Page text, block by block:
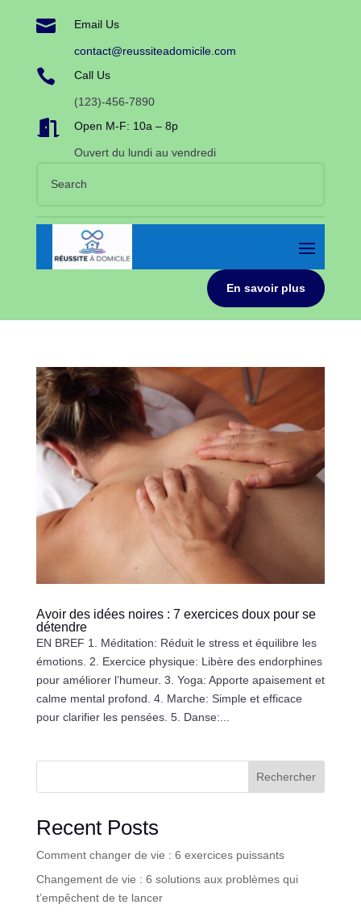
 Email Us
contact@reussiteadomicile.com
 Call Us
(123)-456-7890
 Open M-F: 10a – 8p
Ouvert du lundi au vendredi
En savoir plus
Avoir des idées noires : 7 exercices doux pour se
détendre
EN BREF 1. Méditation: Réduit le stress et équilibre les
émotions. 2. Exercice physique: Libère des endorphines
pour améliorer l’humeur. 3. Yoga: Apporte apaisement et
calme mental profond. 4. Marche: Simple et efficace
pour clarifier les pensées. 5. Danse:...
Rechercher
Recent Posts
Comment changer de vie : 6 exercices puissants
Changement de vie : 6 solutions aux problèmes qui
t’empêchent de te lancer